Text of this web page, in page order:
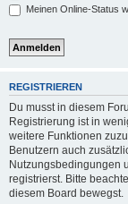
Meinen Online-Status
REGISTRIEREN
Du musst in diesem
Registrierung ist in
weitere Funktionen
Benutzern auch
Nutzungsbedingungen
registrierst. Bitte
diesem Board bewegst.